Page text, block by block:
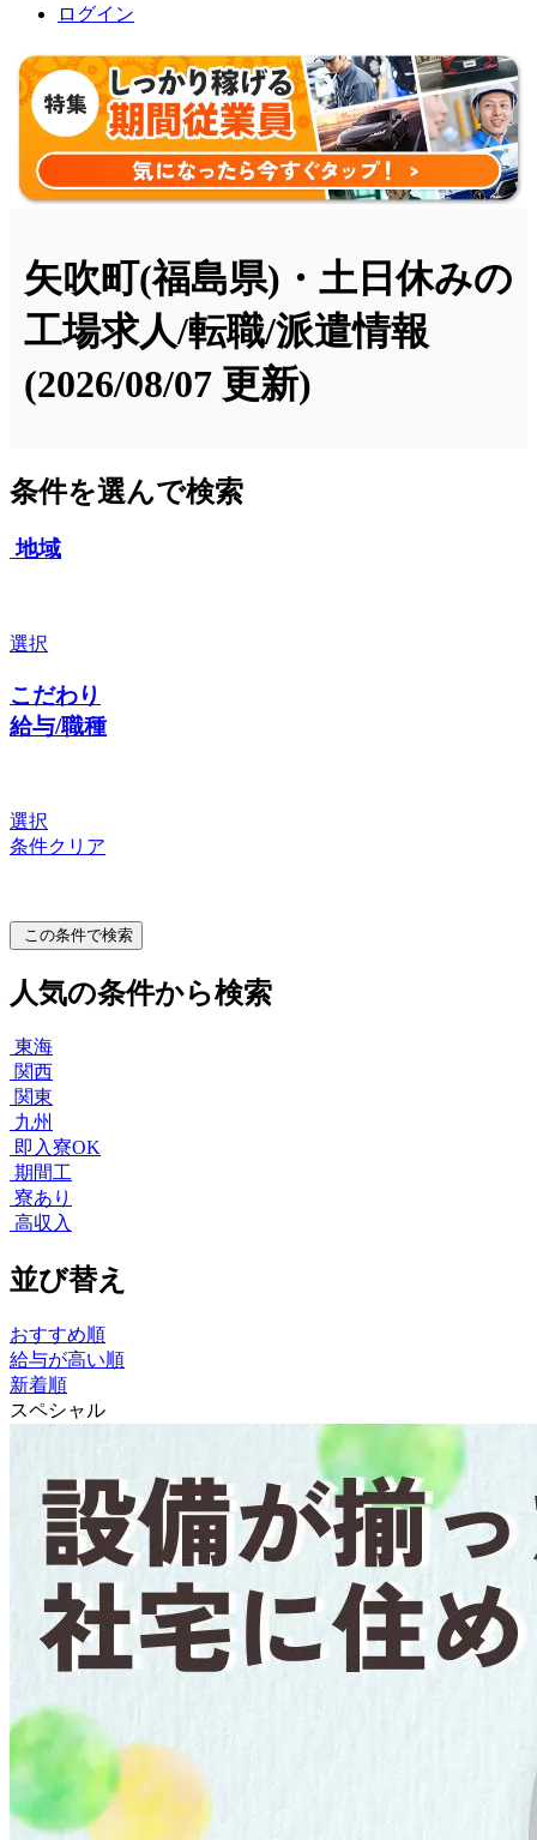
ログイン
矢吹町(福島県)・土日休みの
工場求人/転職/派遣情報
(2026/08/07 更新)
条件を選んで検索
地域
選択
こだわり
給与/職種
選択
条件クリア
この条件で検索
人気の条件から検索
東海
関西
関東
九州
即入寮OK
期間工
寮あり
高収入
並び替え
おすすめ順
給与が高い順
新着順
スペシャル